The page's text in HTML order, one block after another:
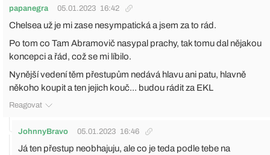
papanegra 05.01.2023 16:42
Chelsea už je mi zase nesympatická a jsem za to rád.
Po tom co Tam Abramovič nasypal prachy, tak tomu dal nějakou
koncepci a řád, což se mi líbilo.
Nynější vedení těm přestupům nedává hlavu ani patu, hlavně
někoho koupit a ten jejich kouč... budou rádit za EKL
Reagovat
JohnnyBravo 05.01.2023 16:46
Já ten přestup neobhajuju, ale co je teda podle tebe na